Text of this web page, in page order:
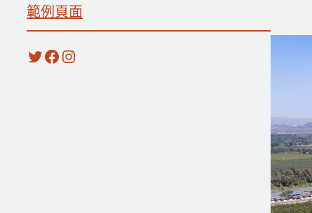
範例頁面
X Facebook Instagram